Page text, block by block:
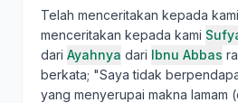
Telah menceritakan kepada kami
menceritakan kepada kami
dari Ayahnya dari Ibnu Abbas
berkata; "Saya tidak
yang menyerupai makna lamam